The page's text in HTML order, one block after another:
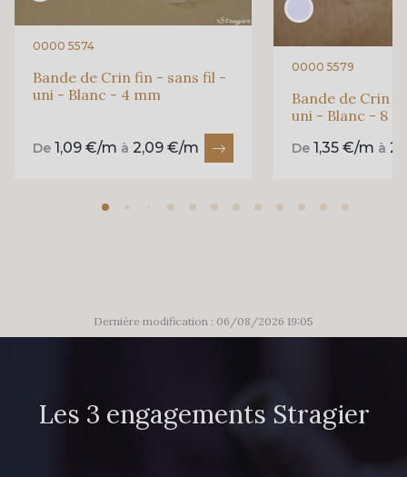
0000 5574
Bande de Crin fin - sans fil -
uni - Blanc - 4 mm
De 1,09 €/m à 2,09 €/m
0000 5579
Bande de Crin
uni - Blanc - 8
De1,35 €/m à
Dernière modification : 06/08/2026 19:05
Les 3 engagements Stragier